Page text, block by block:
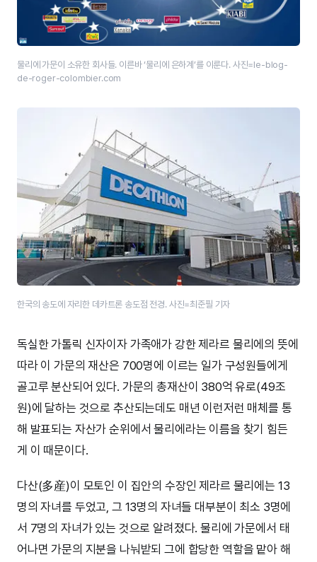
물리에 가문이 소유한 회사들. 이른바 ‘물리에 은하계’를 이룬다. 사진=le-blog-
de-roger-colombier.com
한국의 송도에 자리한 데카트론 송도점 전경. 사진=최준필 기자
독실한 가톨릭 신자이자 가족애가 강한 제라르 물리에의 뜻에
따라 이 가문의 재산은 700명에 이르는 일가 구성원들에게
골고루 분산되어 있다. 가문의 총재산이 380억 유로(49조
원)에 달하는 것으로 추산되는데도 매년 이런저런 매체를 통
해 발표되는 자산가 순위에서 물리에라는 이름을 찾기 힘든
게 이 때문이다.
다산(多産)이 모토인 이 집안의 수장인 제라르 물리에는 13
명의 자녀를 두었고, 그 13명의 자녀들 대부분이 최소 3명에
서 7명의 자녀가 있는 것으로 알려졌다. 물리에 가문에서 태
어나면 가문의 지분을 나눠받되 그에 합당한 역할을 맡아 해